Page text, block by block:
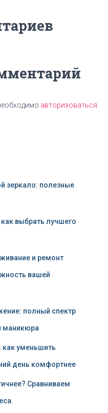
авторизоваться
зеркало: полезные
выбрать лучшего
и ремонт
вашей
полный спектр
маникюра
как уменьшить
день комфортнее
Сравниваем